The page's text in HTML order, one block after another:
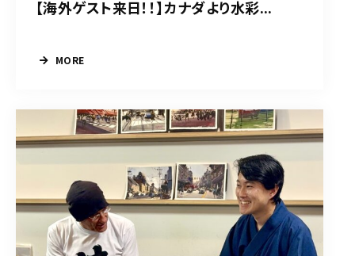
【海外ゲスト来日！！】カナダより水彩...
MORE